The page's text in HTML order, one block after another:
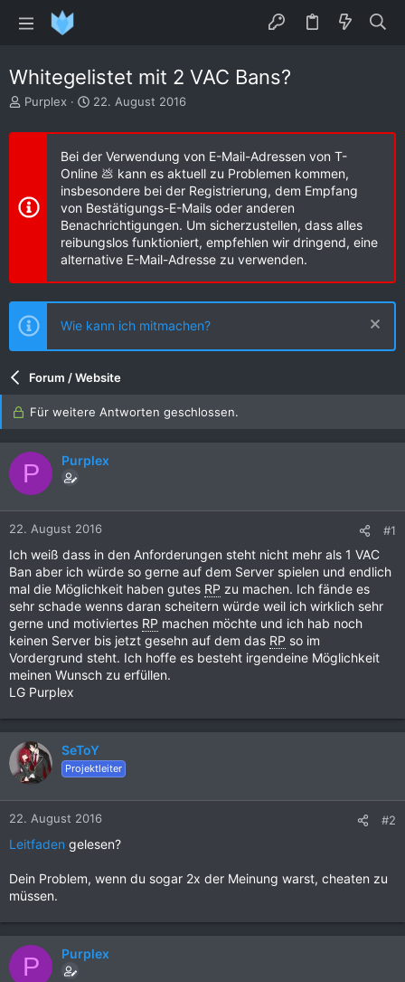
Whitegelistet mit 2 VAC Bans?
E
s
l
e
Purplex
E
s
e
l
l
t
a
m
22. August 2016
Bei der Verwendung von E-Mail-Adressen von T-
Online 💩 kann es aktuell zu Problemen kommen,
insbesondere bei der Registrierung, dem Empfang
von Bestätigungs-E-Mails oder anderen
Benachrichtigungen. Um sicherzustellen, dass alles
reibungslos funktioniert, empfehlen wir dringend, eine
alternative E-Mail-Adresse zu verwenden.
Wie kann ich mitmachen?
Forum / Website
Für weitere Antworten geschlossen.
P Purplex
22. August 2016 #1
Ich weiß dass in den Anforderungen steht nicht mehr als 1 VAC
Ban aber ich würde so gerne auf dem Server spielen und endlich
mal die Möglichkeit haben gutes RP zu machen. Ich fände es
sehr schade wenns daran scheitern würde weil ich wirklich sehr
gerne und motiviertes RP machen möchte und ich hab noch
keinen Server bis jetzt gesehn auf dem das RP so im
Vordergrund steht. Ich hoffe es besteht irgendeine Möglichkeit
meinen Wunsch zu erfüllen.
LG Purplex
SeToY
Projektleiter
22. August 2016 #2
Leitfaden gelesen?
Dein Problem, wenn du sogar 2x der Meinung warst, cheaten zu
müssen.
P Purplex